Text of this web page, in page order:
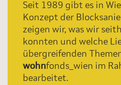
Seit 1989 gibt es in
Konzept der
zeigen wir, was wir
konnten und welche
übergreifenden
wohnfonds_wien im
bearbeitet.